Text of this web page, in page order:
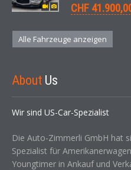
CHF
Alle Fahrzeuge anzeigen
About Us
Wir sind US-Car-Spezialist
Die Auto-Zimmerli GmbH hat
Spezialist für
Youngtimer in Ankauf und